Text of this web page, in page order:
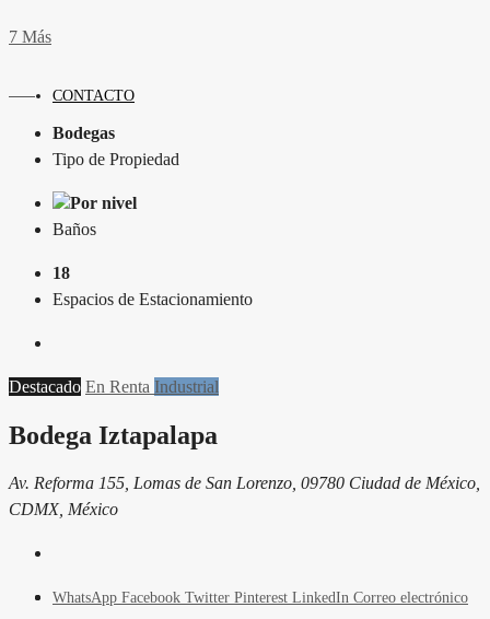
CONTACTO
7 Más
Bodegas
Tipo de Propiedad
Por nivel
Baños
18
Espacios de Estacionamiento
Destacado En Renta Industrial
Bodega Iztapalapa
Av. Reforma 155, Lomas de San Lorenzo, 09780 Ciudad de México,
CDMX, México
WhatsApp Facebook Twitter Pinterest LinkedIn Correo electrónico